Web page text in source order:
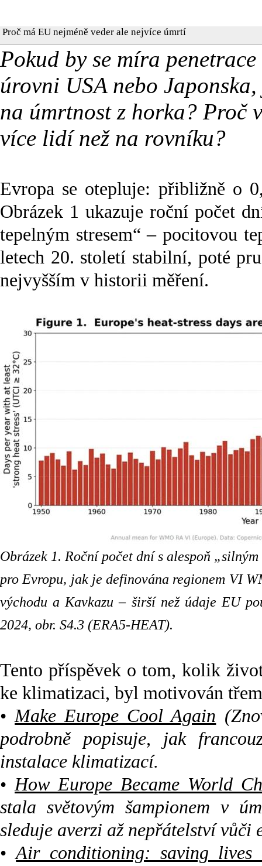
Proč má EU nejméně veder ale nejvíce úmrtí
Pokud by se míra
úrovni USA nebo
na úmrtnost z horka? Proč
více lidí než na rovníku?
Evropa se otepluje: přibližně o
Obrázek 1 ukazuje roční počet
tepelným stresem“ – pocitovou
letech 20. století stabilní, poté
nejvyšším v historii měření.
Obrázek 1. Roční počet dní s alespoň
pro Evropu, jak je definována regionem VI
východu a Kavkazu – širší než údaje EU
2024, obr. S4.3 (ERA5-HEAT).
Tento příspěvek o tom, kolik
ke klimatizaci, byl motivován
•Make Europe Cool Again
podrobně popisuje, jak
instalace klimatizací.
•How Europe Became World
stala světovým šampionem v
sleduje averzi až nepřátelství vůči
•Air conditioning: saving lives